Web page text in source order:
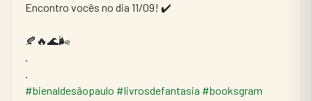
Encontro vocês no dia 11/09! ✔️
🍂🔥🌊🌬
.
.
#bienaldesãopaulo #livrosdefantasia #booksgram